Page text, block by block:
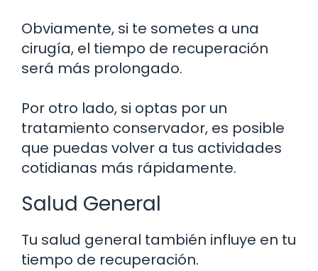
Obviamente, si te sometes a una
cirugía, el tiempo de recuperación
será más prolongado.
Por otro lado, si optas por un
tratamiento conservador, es posible
que puedas volver a tus actividades
cotidianas más rápidamente.
Salud General
Tu salud general también influye en tu
tiempo de recuperación.